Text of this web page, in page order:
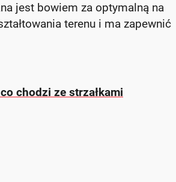
jest bowiem za optymalną na
terenu i ma zapewnić
chodzi ze strzałkami